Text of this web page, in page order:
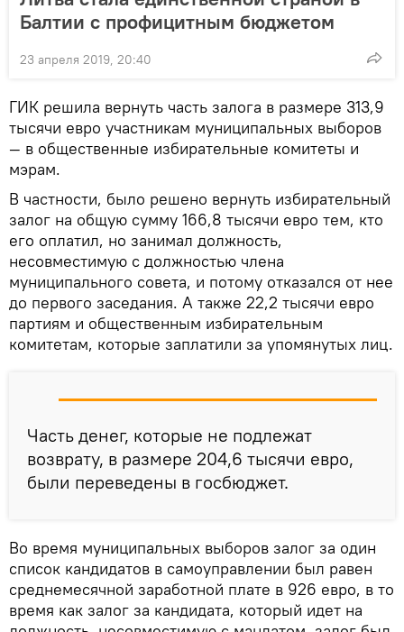
Балтии с профицитным бюджетом
23 апреля 2019, 20:40
ГИК решила вернуть часть залога в размере 313,9
тысячи евро участникам муниципальных выборов
— в общественные избирательные комитеты и
мэрам.
В частности, было решено вернуть избирательный
залог на общую сумму 166,8 тысячи евро тем, кто
его оплатил, но занимал должность,
несовместимую с должностью члена
муниципального совета, и потому отказался от нее
до первого заседания. А также 22,2 тысячи евро
партиям и общественным избирательным
комитетам, которые заплатили за упомянутых лиц.
Часть денег, которые не подлежат
возврату, в размере 204,6 тысячи евро,
были переведены в госбюджет.
Во время муниципальных выборов залог за один
список кандидатов в самоуправлении был равен
среднемесячной заработной плате в 926 евро, в то
время как залог за кандидата, который идет на